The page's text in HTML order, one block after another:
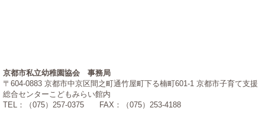
京都市私立幼稚園協会 事務局
〒604-0883 京都市中京区間之町通竹屋町下る楠町601-1 京都市子育て支援
総合センターこどもみらい館内
TEL：（075）257-0375 FAX：（075）253-4188